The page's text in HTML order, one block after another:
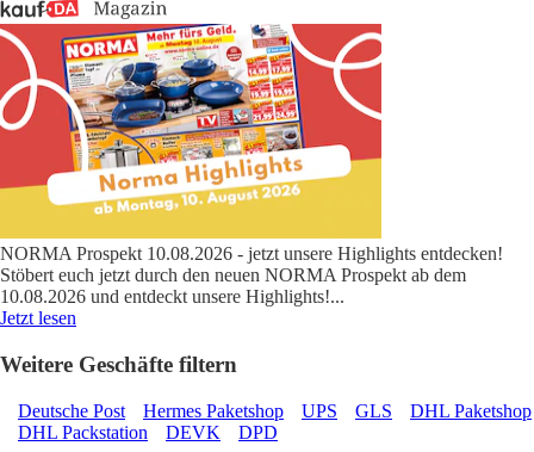
NORMA Prospekt 10.08.2026 - jetzt unsere Highlights entdecken!
Stöbert euch jetzt durch den neuen NORMA Prospekt ab dem
10.08.2026 und entdeckt unsere Highlights!...
Jetzt lesen
Weitere Geschäfte filtern
Deutsche Post Hermes Paketshop UPS GLS
DHL Paketshop
DHL Packstation
DEVK DPD